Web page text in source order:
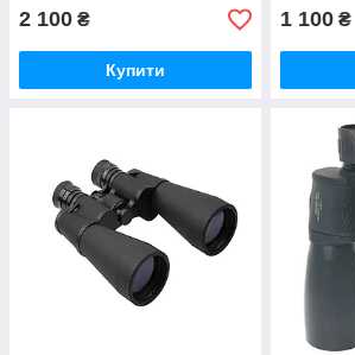
2 100 ₴
Купити
1 100 ₴